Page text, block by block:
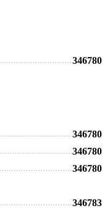
346780
346780
346780
346780
346783